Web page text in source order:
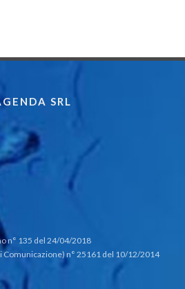
SRL
n° 135 del 24/04/2018
Comunicazione) n° 25161 del 10/12/2014